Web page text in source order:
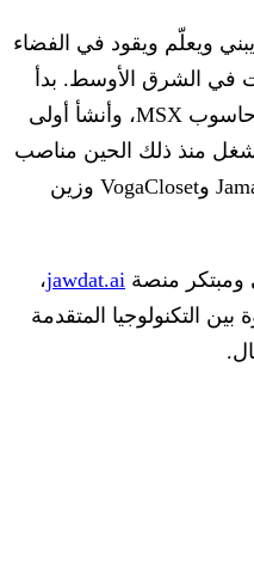
ويعلّم ويقود في الفضاء
في الشرق الأوسط. بدأ
البرمجة في سنّ العاشرة على حاسوب MSX، وأنشأ أولى
الإلكترونية عام 1996، وشغل منذ ذلك الحين مناصب
قيادية في Souq.com وJamalon.com وVogaCloset وزين
منصة jawdat.ai،
التكنولوجيا المتقدمة